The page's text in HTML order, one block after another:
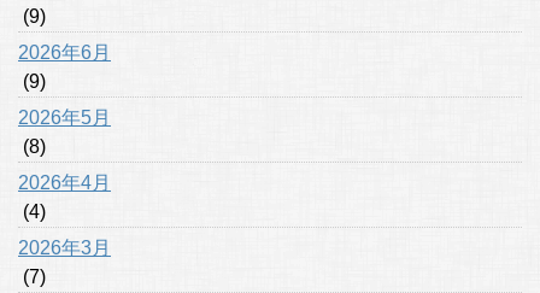
(9)
2026年6月
(9)
2026年5月
(8)
2026年4月
(4)
2026年3月
(7)